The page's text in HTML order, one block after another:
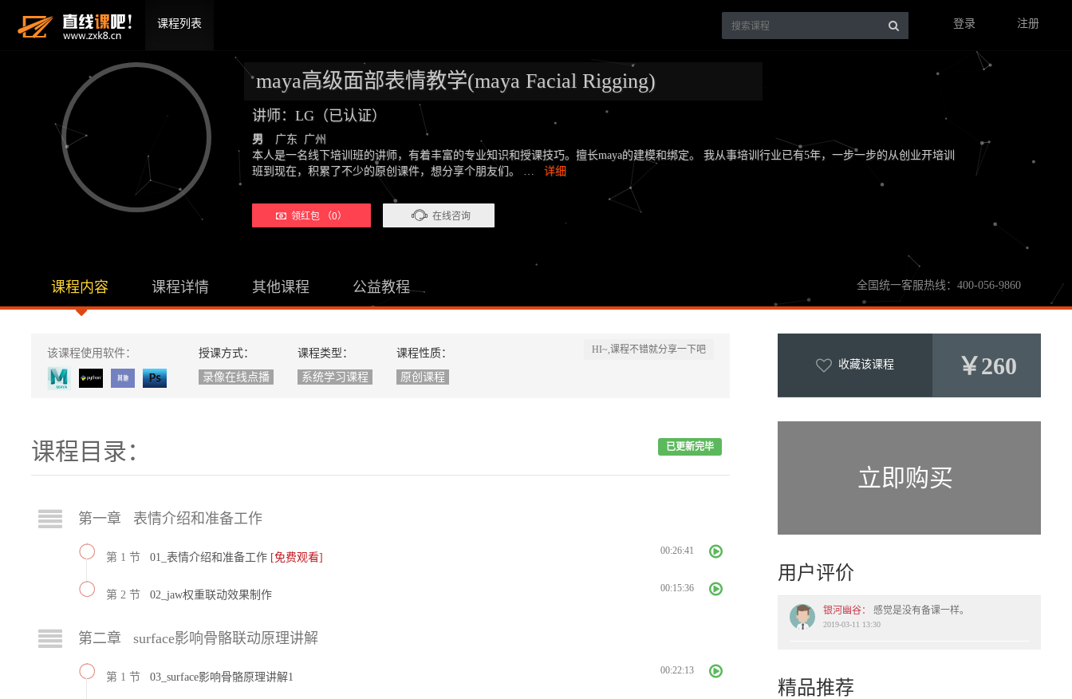
课程列表 登录 注册
maya高级面部表情教学(maya Facial Rigging)
讲师：LG（已认证）
男
广东 广州
本人是一名线下培训班的讲师，有着丰富的专业知识和授课技巧。擅长maya的建模和绑定。 我从事培训行业已有5年，一步一步的从创业开培训
班到现在，积累了不少的原创课件，想分享个朋友们。 … 详细
领红包 （0） 在线咨询
课程内容 课程详情 其他课程 公益教程 全国统一客服热线：400-056-9860
HI~,课程不错就分享一下吧
该课程使用软件：
授课方式：
录像在线点播
课程类型：
系统学习课程
课程性质：
原创课程
课程目录： 已更新完毕
第一章 表情介绍和准备工作
第 1 节 01_表情介绍和准备工作 [免费观看]
00:26:41
第 2 节 02_jaw权重联动效果制作
00:15:36
第二章 surface影响骨骼联动原理讲解
第 1 节 03_surface影响骨骼原理讲解1
00:22:13
收藏该课程 ￥260
立即购买
用户评价
银河幽谷： 感觉是没有备课一样。
2019-03-11 13:30
精品推荐